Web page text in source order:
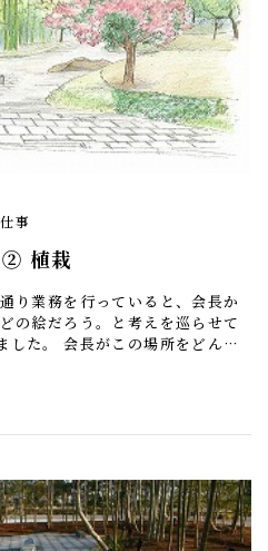
事
植栽
り業務を行っていると、会長か
の絵だろう。と考えを巡らせて
した。 会長がこの場所をどんな